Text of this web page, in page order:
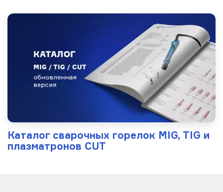
Каталог сварочных горелок MIG, TIG и
плазматронов CUT